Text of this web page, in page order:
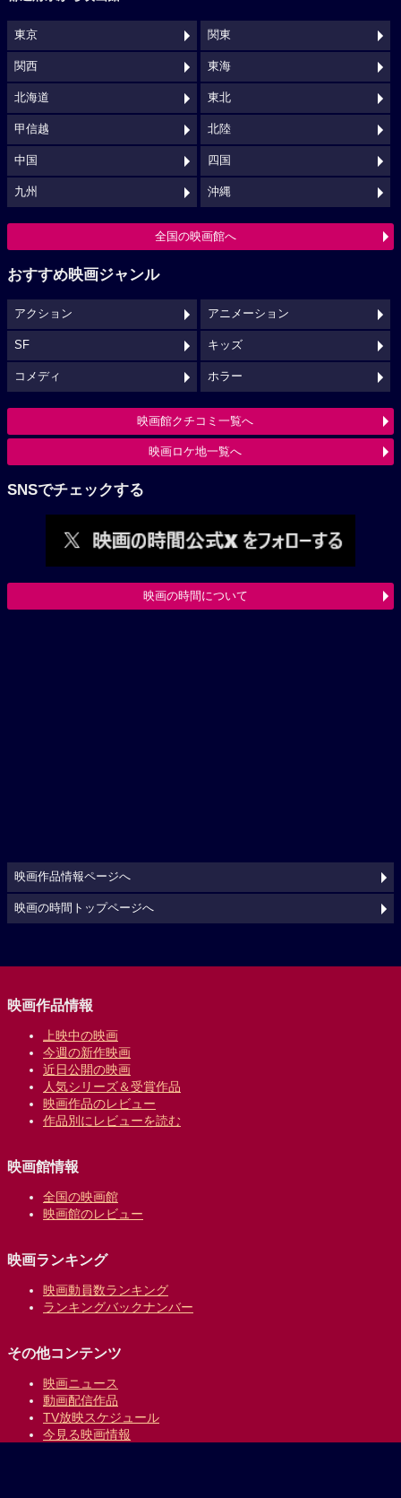
東京 関東
関西 東海
北海道 東北
甲信越 北陸
中国 四国
九州 沖縄
全国の映画館へ
おすすめ映画ジャンル
アクション アニメーション
SF キッズ
コメディ ホラー
映画館クチコミ一覧へ
映画ロケ地一覧へ
SNSでチェックする
映画の時間について
映画作品情報ページへ
映画の時間トップページへ
映画作品情報
上映中の映画
今週の新作映画
近日公開の映画
人気シリーズ＆受賞作品
映画作品のレビュー
作品別にレビューを読む
映画館情報
全国の映画館
映画館のレビュー
映画ランキング
映画動員数ランキング
ランキングバックナンバー
その他コンテンツ
映画ニュース
動画配信作品
TV放映スケジュール
今見る映画情報